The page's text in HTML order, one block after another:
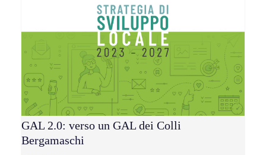
GAL 2.0: verso un GAL dei Colli
Bergamaschi